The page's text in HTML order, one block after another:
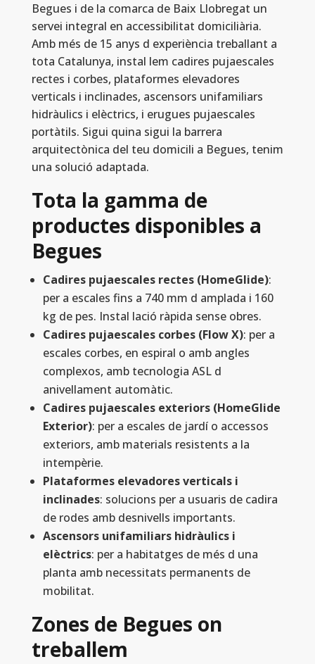
Begues i de la comarca de Baix Llobregat un
servei integral en accessibilitat domiciliària.
Amb més de 15 anys d experiència treballant a
tota Catalunya, instal lem cadires pujaescales
rectes i corbes, plataformes elevadores
verticals i inclinades, ascensors unifamiliars
hidràulics i elèctrics, i erugues pujaescales
portàtils. Sigui quina sigui la barrera
arquitectònica del teu domicili a Begues, tenim
una solució adaptada.
Tota la gamma de
productes disponibles a
Begues
Cadires pujaescales rectes (HomeGlide):
per a escales fins a 740 mm d amplada i 160
kg de pes. Instal lació ràpida sense obres.
Cadires pujaescales corbes (Flow X): per a
escales corbes, en espiral o amb angles
complexos, amb tecnologia ASL d
anivellament automàtic.
Cadires pujaescales exteriors (HomeGlide
Exterior): per a escales de jardí o accessos
exteriors, amb materials resistents a la
intempèrie.
Plataformes elevadores verticals i
inclinades: solucions per a usuaris de cadira
de rodes amb desnivells importants.
Ascensors unifamiliars hidràulics i
elèctrics: per a habitatges de més d una
planta amb necessitats permanents de
mobilitat.
Zones de Begues on
treballem